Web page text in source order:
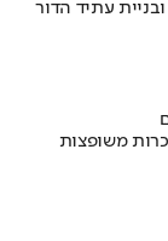
עתיד הדור
משופצות